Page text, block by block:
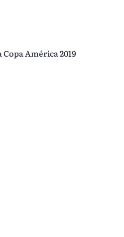
América 2019